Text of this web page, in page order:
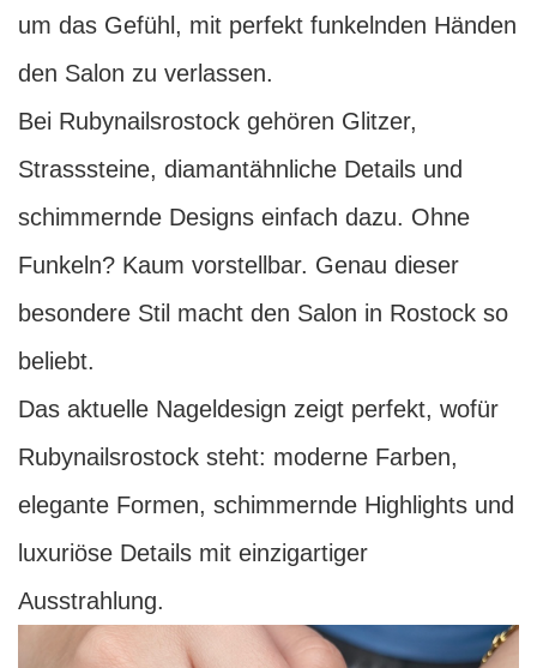
um das Gefühl, mit perfekt funkelnden Händen
den Salon zu verlassen.
Bei Rubynailsrostock gehören Glitzer,
Strasssteine, diamantähnliche Details und
schimmernde Designs einfach dazu. Ohne
Funkeln? Kaum vorstellbar. Genau dieser
besondere Stil macht den Salon in Rostock so
beliebt.
Das aktuelle Nageldesign zeigt perfekt, wofür
Rubynailsrostock steht: moderne Farben,
elegante Formen, schimmernde Highlights und
luxuriöse Details mit einzigartiger
Ausstrahlung.